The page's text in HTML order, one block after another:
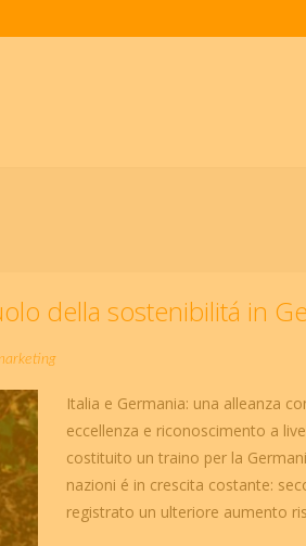
della sostenibilitá in
Italia e Germania: una alleanza
eccellenza e riconoscimento a
costituito un traino per la
nazioni é in crescita costante:
registrato un ulteriore aumento